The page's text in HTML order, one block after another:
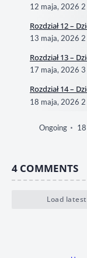
12 maja, 2026 2
Rozdział 12 –
13 maja, 2026 2
Rozdział 13 –
17 maja, 2026 3
Rozdział 14 –
18 maja, 2026
Ongoing
4 COMMENTS
Load